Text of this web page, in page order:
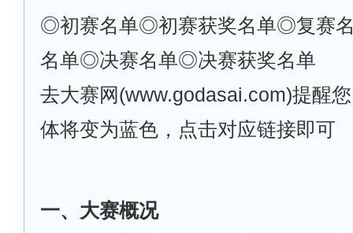
◎初赛名单◎初赛获奖名单◎复赛
名单◎决赛名单◎决赛获奖名单
去大赛网(www.godasai.com)提醒
体将变为蓝色，点击对应链接即可
一、大赛概况